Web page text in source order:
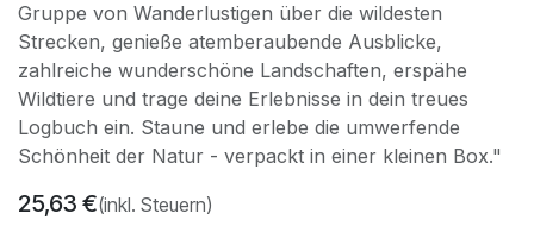
Gruppe von Wanderlustigen über die wildesten
Strecken, genieße atemberaubende Ausblicke,
zahlreiche wunderschöne Landschaften, erspähe
Wildtiere und trage deine Erlebnisse in dein treues
Logbuch ein. Staune und erlebe die umwerfende
Schönheit der Natur - verpackt in einer kleinen Box."
25,63 €(inkl. Steuern)